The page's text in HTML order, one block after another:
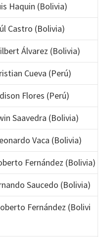
Haquin (Bolivia)
Castro (Bolivia)
Álvarez (Bolivia)
Cueva (Perú)
Flores (Perú)
Saavedra (Bolivia)
Vaca (Bolivia)
Fernández (Bolivia)
Saucedo (Bolivia)
Fernández (Bolivi